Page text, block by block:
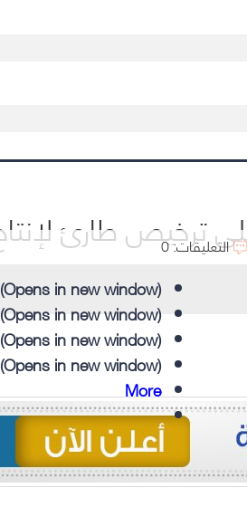
ترخيص طارئ
التعليقات: 0
in new window)
in new window)
in new window)
in new window)
More